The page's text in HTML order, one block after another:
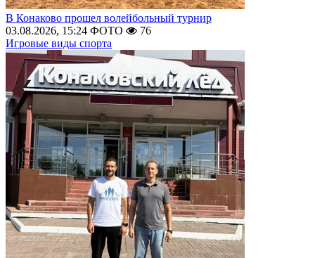
В Конаково прошел волейбольный турнир
03.08.2026, 15:24 ФОТО
76
Игровые виды спорта